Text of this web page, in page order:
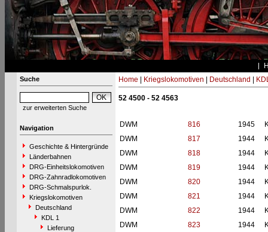
Suche
zur erweiterten Suche
Navigation
Geschichte & Hintergründe
Länderbahnen
DRG-Einheitslokomotiven
DRG-Zahnradlokomotiven
DRG-Schmalspurlok.
Kriegslokomotiven
Deutschland
KDL 1
Lieferung
Home Kriegslokomotiven Deutschland
52 4500 - 52 4563
DWM 816 1945
DWM
817 1944
DWM
818 1944
DWM
819 1944
DWM
820 1944
DWM
821 1944
DWM
822 1944
DWM
823 1944